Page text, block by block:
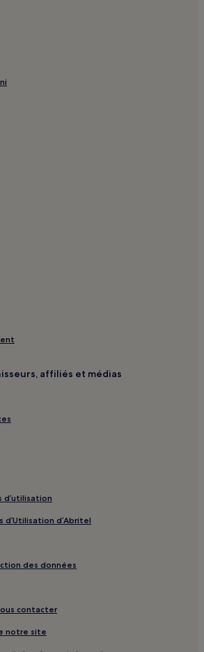
affiliés et médias
d’utilisation
d’Abritel
des données
contacter
notre site